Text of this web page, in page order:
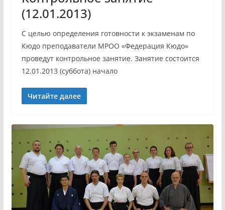
(12.01.2013)
С целью определения готовности к экзаменам по
Кюдо преподаватели МРОО «Федерация Кюдо»
проведут контрольное занятие. Занятие состоится
12.01.2013 (суббота) начало
Читайте далее